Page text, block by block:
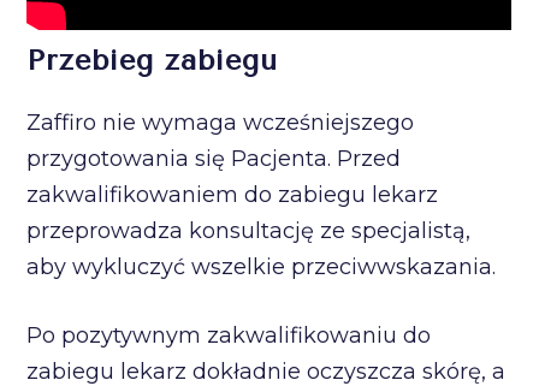
Przebieg zabiegu
Zaffiro nie wymaga wcześniejszego
przygotowania się Pacjenta. Przed
zakwalifikowaniem do zabiegu lekarz
przeprowadza konsultację ze specjalistą,
aby wykluczyć wszelkie przeciwwskazania.
Po pozytywnym zakwalifikowaniu do
zabiegu lekarz dokładnie oczyszcza skórę, a